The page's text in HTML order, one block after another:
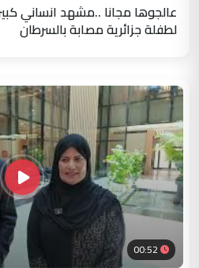
عالجوها مجانا ..مشهد انساني
لطفلة جزائرية مصابة بالسرطان
00:52